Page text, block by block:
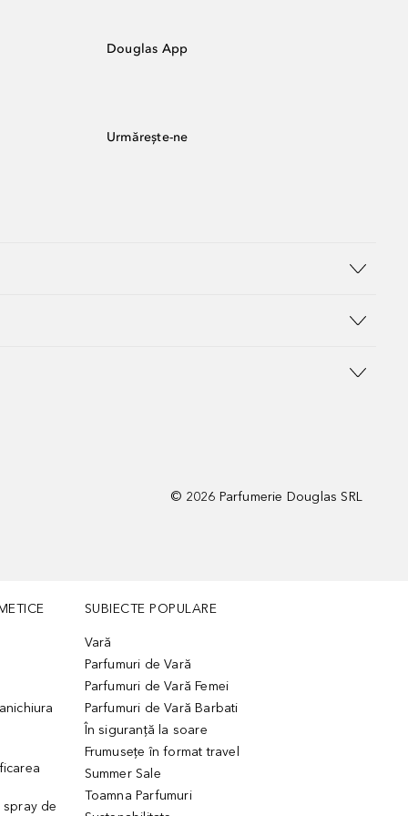
Douglas App
Urmărește-ne
© 2026 Parfumerie Douglas SRL
spray de
SUBIECTE POPULARE
Vară
Parfumuri de Vară
Parfumuri de Vară Femei
Parfumuri de Vară Barbati
În siguranță la soare
Frumusețe în format travel
Summer Sale
Toamna Parfumuri